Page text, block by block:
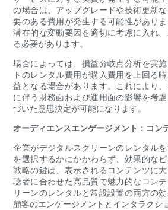
の場合は、アップグレードや技術更新
要のある費用が発生する可能性があり
潜在的な変動要因を適切に考慮に入れ
る必要があります。
場合によっては、損益分岐点分析を実
トのレンタル費用が購入費用を上回る
益となる場合があります。これにより
に伴う財務面および運用面の影響を考
づいた意思決定が可能になります。
オーディエンスエンゲージメント：コン
企業がデジタルスクリーンのレンタル
を選択するかにかかわらず、効果的な
戦略の鍵は、表示されるコンテンツに
聴者に合わせた高品質で魅力的なコン
リーンのレンタルと常設設置の両方の
顧客のエンゲージメントとインタラクシ